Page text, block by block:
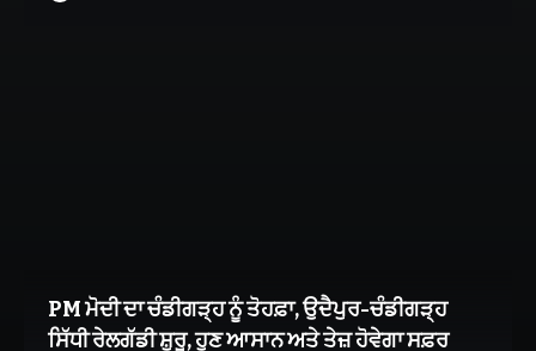
PM ਮੋਦੀ ਦਾ ਚੰਡੀਗੜ੍ਹ ਨੂੰ ਤੋਹਫ਼ਾ, ਉਦੈਪੁਰ-ਚੰਡੀਗੜ੍ਹ
ਸਿੱਧੀ ਰੇਲਗੱਡੀ ਸ਼ੁਰੂ, ਹੁਣ ਆਸਾਨ ਅਤੇ ਤੇਜ਼ ਹੋਵੇਗਾ ਸਫ਼ਰ